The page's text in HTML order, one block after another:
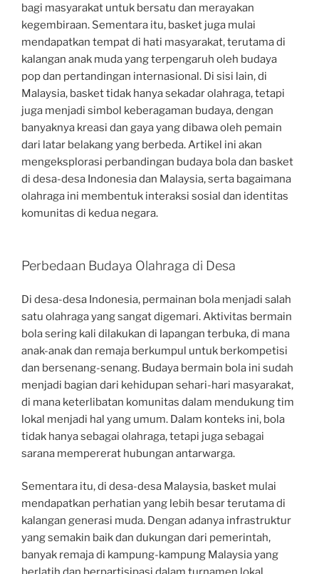
bagi masyarakat untuk bersatu dan merayakan
kegembiraan. Sementara itu, basket juga mulai
mendapatkan tempat di hati masyarakat, terutama di
kalangan anak muda yang terpengaruh oleh budaya
pop dan pertandingan internasional. Di sisi lain, di
Malaysia, basket tidak hanya sekadar olahraga, tetapi
juga menjadi simbol keberagaman budaya, dengan
banyaknya kreasi dan gaya yang dibawa oleh pemain
dari latar belakang yang berbeda. Artikel ini akan
mengeksplorasi perbandingan budaya bola dan basket
di desa-desa Indonesia dan Malaysia, serta bagaimana
olahraga ini membentuk interaksi sosial dan identitas
komunitas di kedua negara.
Perbedaan Budaya Olahraga di Desa
Di desa-desa Indonesia, permainan bola menjadi salah
satu olahraga yang sangat digemari. Aktivitas bermain
bola sering kali dilakukan di lapangan terbuka, di mana
anak-anak dan remaja berkumpul untuk berkompetisi
dan bersenang-senang. Budaya bermain bola ini sudah
menjadi bagian dari kehidupan sehari-hari masyarakat,
di mana keterlibatan komunitas dalam mendukung tim
lokal menjadi hal yang umum. Dalam konteks ini, bola
tidak hanya sebagai olahraga, tetapi juga sebagai
sarana mempererat hubungan antarwarga.
Sementara itu, di desa-desa Malaysia, basket mulai
mendapatkan perhatian yang lebih besar terutama di
kalangan generasi muda. Dengan adanya infrastruktur
yang semakin baik dan dukungan dari pemerintah,
banyak remaja di kampung-kampung Malaysia yang